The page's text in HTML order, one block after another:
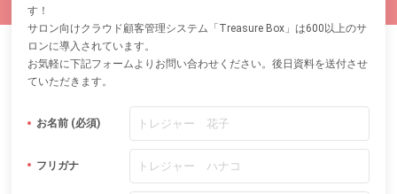
す！
サロン向けクラウド顧客管理システム「Treasure Box」は600以上のサ
ロンに導入されています。
お気軽に下記フォームよりお問い合わせください。後日資料を送付させ
ていただきます。
お名前 (必須)
フリガナ